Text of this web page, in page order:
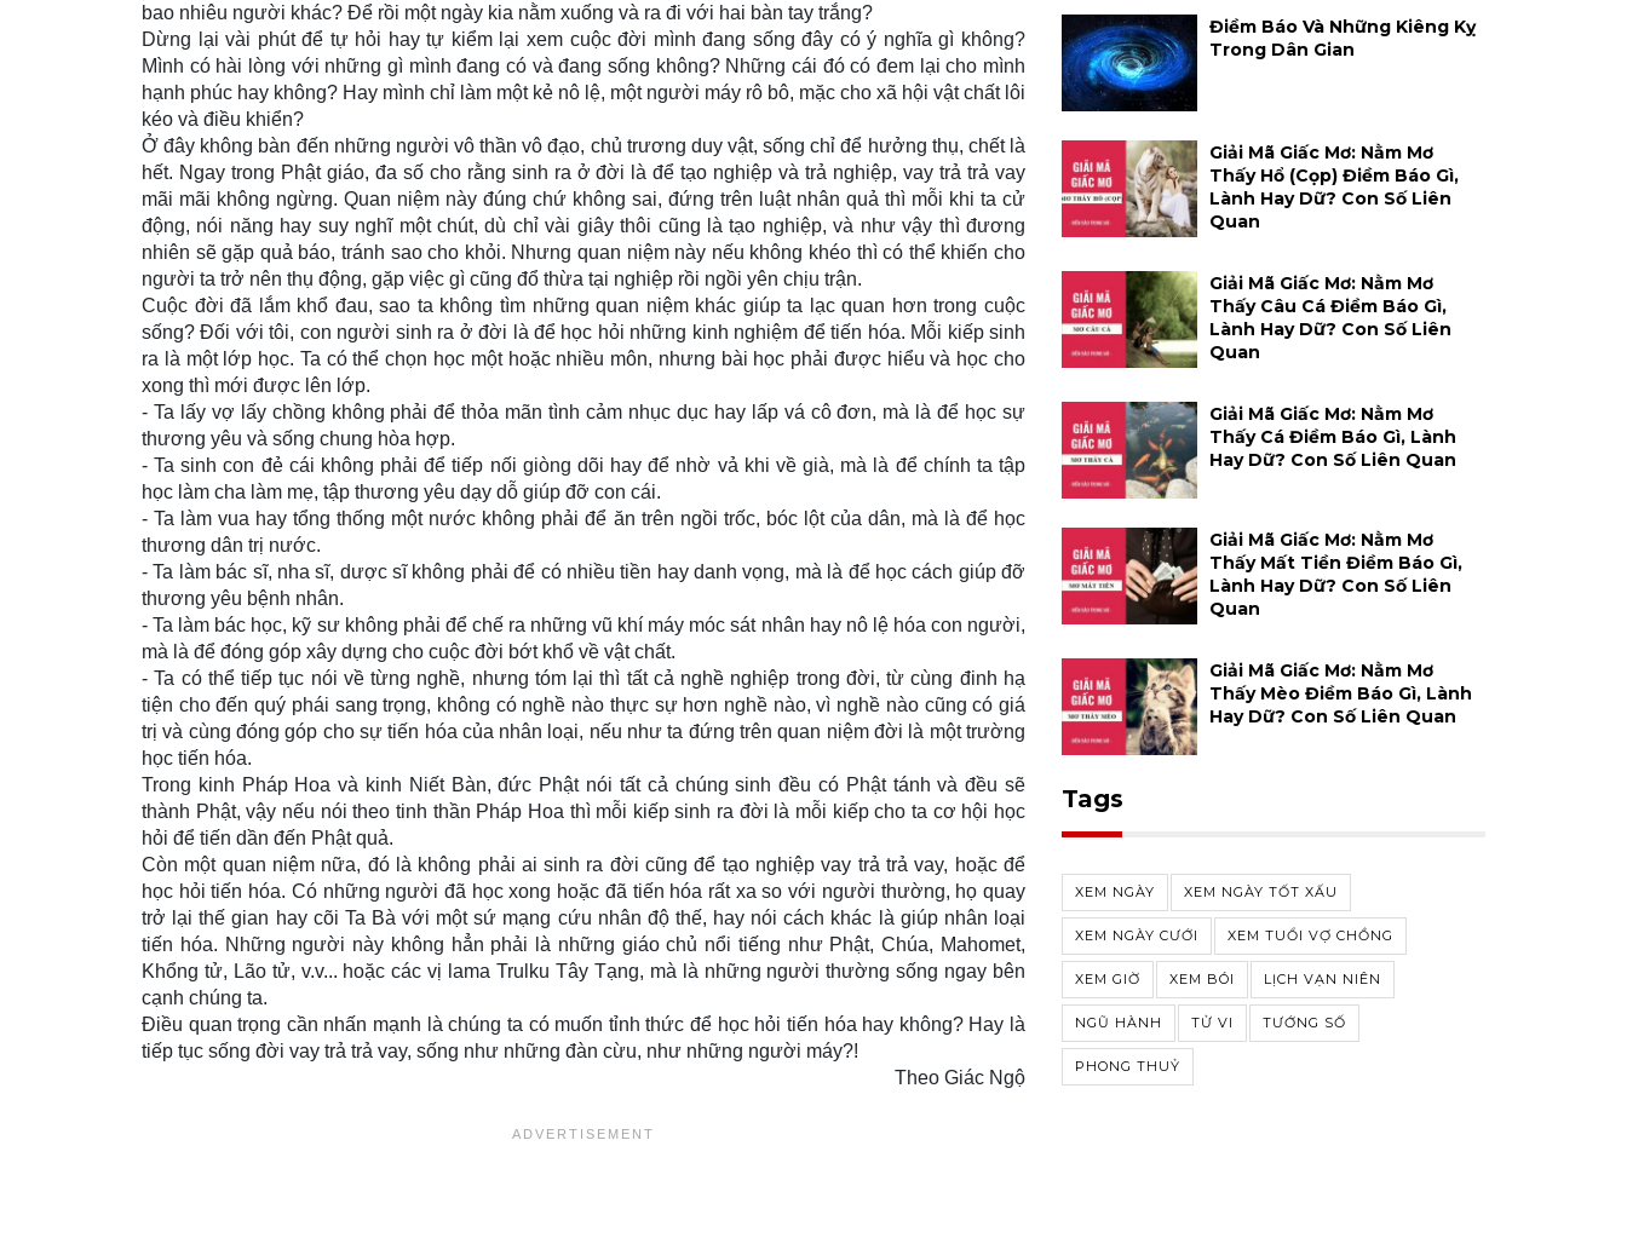
bao nhiêu người khác? Ðể rồi một ngày kia nằm xuống và ra đi với hai bàn tay trắng?
Dừng lại vài phút để tự hỏi hay tự kiểm lại xem cuộc đời mình đang sống đây có ý nghĩa gì không?
Mình có hài lòng với những gì mình đang có và đang sống không? Những cái đó có đem lại cho mình
hạnh phúc hay không? Hay mình chỉ làm một kẻ nô lệ, một người máy rô bô, mặc cho xã hội vật chất lôi
kéo và điều khiển?
Ở đây không bàn đến những người vô thần vô đạo, chủ trương duy vật, sống chỉ để hưởng thụ, chết là
hết. Ngay trong Phật giáo, đa số cho rằng sinh ra ở đời là để tạo nghiệp và trả nghiệp, vay trả trả vay
mãi mãi không ngừng. Quan niệm này đúng chứ không sai, đứng trên luật nhân quả thì mỗi khi ta cử
động, nói năng hay suy nghĩ một chút, dù chỉ vài giây thôi cũng là tạo nghiệp, và như vậy thì đương
nhiên sẽ gặp quả báo, tránh sao cho khỏi. Nhưng quan niệm này nếu không khéo thì có thể khiến cho
người ta trở nên thụ động, gặp việc gì cũng đổ thừa tại nghiệp rồi ngồi yên chịu trận.
Cuộc đời đã lắm khổ đau, sao ta không tìm những quan niệm khác giúp ta lạc quan hơn trong cuộc
sống? Ðối với tôi, con người sinh ra ở đời là để học hỏi những kinh nghiệm để tiến hóa. Mỗi kiếp sinh
ra là một lớp học. Ta có thể chọn học một hoặc nhiều môn, nhưng bài học phải được hiểu và học cho
xong thì mới được lên lớp.
- Ta lấy vợ lấy chồng không phải để thỏa mãn tình cảm nhục dục hay lấp vá cô đơn, mà là để học sự
thương yêu và sống chung hòa hợp.
- Ta sinh con đẻ cái không phải để tiếp nối giòng dõi hay để nhờ vả khi về già, mà là để chính ta tập
học làm cha làm mẹ, tập thương yêu dạy dỗ giúp đỡ con cái.
- Ta làm vua hay tổng thống một nước không phải để ăn trên ngồi trốc, bóc lột của dân, mà là để học
thương dân trị nước.
- Ta làm bác sĩ, nha sĩ, dược sĩ không phải để có nhiều tiền hay danh vọng, mà là để học cách giúp đỡ
thương yêu bệnh nhân.
- Ta làm bác học, kỹ sư không phải để chế ra những vũ khí máy móc sát nhân hay nô lệ hóa con người,
mà là để đóng góp xây dựng cho cuộc đời bớt khổ về vật chất.
- Ta có thể tiếp tục nói về từng nghề, nhưng tóm lại thì tất cả nghề nghiệp trong đời, từ cùng đinh hạ
tiện cho đến quý phái sang trọng, không có nghề nào thực sự hơn nghề nào, vì nghề nào cũng có giá
trị và cùng đóng góp cho sự tiến hóa của nhân loại, nếu như ta đứng trên quan niệm đời là một trường
học tiến hóa.
Trong kinh Pháp Hoa và kinh Niết Bàn, đức Phật nói tất cả chúng sinh đều có Phật tánh và đều sẽ
thành Phật, vậy nếu nói theo tinh thần Pháp Hoa thì mỗi kiếp sinh ra đời là mỗi kiếp cho ta cơ hội học
hỏi để tiến dần đến Phật quả.
Còn một quan niệm nữa, đó là không phải ai sinh ra đời cũng để tạo nghiệp vay trả trả vay, hoặc để
học hỏi tiến hóa. Có những người đã học xong hoặc đã tiến hóa rất xa so với người thường, họ quay
trở lại thế gian hay cõi Ta Bà với một sứ mạng cứu nhân độ thế, hay nói cách khác là giúp nhân loại
tiến hóa. Những người này không hẳn phải là những giáo chủ nổi tiếng như Phật, Chúa, Mahomet,
Khổng tử, Lão tử, v.v... hoặc các vị lama Trulku Tây Tạng, mà là những người thường sống ngay bên
cạnh chúng ta.
Ðiều quan trọng cần nhấn mạnh là chúng ta có muốn tỉnh thức để học hỏi tiến hóa hay không? Hay là
tiếp tục sống đời vay trả trả vay, sống như những đàn cừu, như những người máy?!
Theo Giác Ngộ
Điềm Báo Và Những Kiêng Kỵ
Trong Dân Gian
Giải Mã Giấc Mơ: Nằm Mơ
Thấy Hổ (cọp) Điềm Báo Gì,
Lành Hay Dữ? Con Số Liên
Quan
Giải Mã Giấc Mơ: Nằm Mơ
Thấy Câu Cá Điềm Báo Gì,
Lành Hay Dữ? Con Số Liên
Quan
Giải Mã Giấc Mơ: Nằm Mơ
Thấy Cá Điềm Báo Gì, Lành
Hay Dữ? Con Số Liên Quan
Giải Mã Giấc Mơ: Nằm Mơ
Thấy Mất Tiền Điềm Báo Gì,
Lành Hay Dữ? Con Số Liên
Quan
Giải Mã Giấc Mơ: Nằm Mơ
Thấy Mèo Điềm Báo Gì, Lành
Hay Dữ? Con Số Liên Quan
Tags
XEM NGÀY XEM NGÀY TỐT XẤU
XEM NGÀY CƯỚI XEM TUỔI VỢ CHỒNG
XEM GIỜ XEM BÓI LỊCH VẠN NIÊN
NGŨ HÀNH TỬ VI TƯỚNG SỐ
PHONG THUỶ